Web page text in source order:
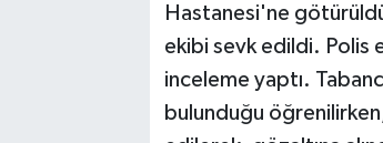
Hastanesi'ne
ekibi sevk edildi. Polis
inceleme yaptı.
bulunduğu